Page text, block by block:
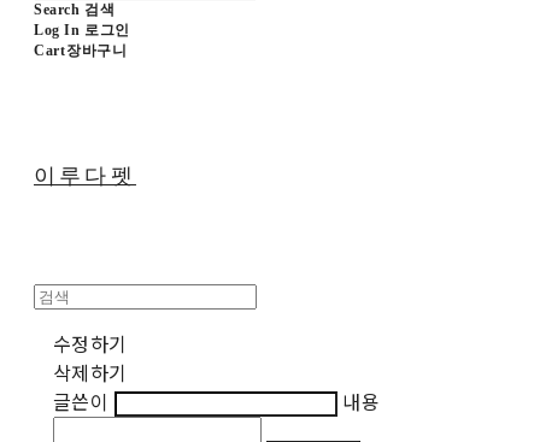
Search 검색
Log In 로그인
Cart장바구니
이루다펫
수정하기
삭제하기
글쓴이
내용